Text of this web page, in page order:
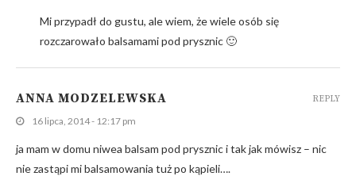
Mi przypadł do gustu, ale wiem, że wiele osób się
rozczarowało balsamami pod prysznic 🙂
ANNA MODZELEWSKA
16 lipca, 2014 - 12:17 pm
ja mam w domu niwea balsam pod prysznic i tak jak mówisz – nic
nie zastąpi mi balsamowania tuż po kąpieli….
REPLY